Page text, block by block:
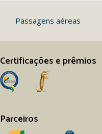
Passagens aéreas
Certificações e prêmios
Parceiros